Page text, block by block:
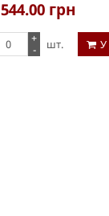
грн
+
-
шт.